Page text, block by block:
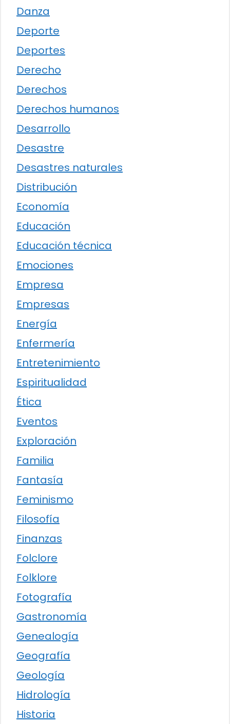
Danza
Deporte
Deportes
Derecho
Derechos
Derechos humanos
Desarrollo
Desastre
Desastres naturales
Distribución
Economía
Educación
Educación técnica
Emociones
Empresa
Empresas
Energía
Enfermería
Entretenimiento
Espiritualidad
Ética
Eventos
Exploración
Familia
Fantasía
Feminismo
Filosofía
Finanzas
Folclore
Folklore
Fotografía
Gastronomía
Genealogía
Geografía
Geología
Hidrología
Historia